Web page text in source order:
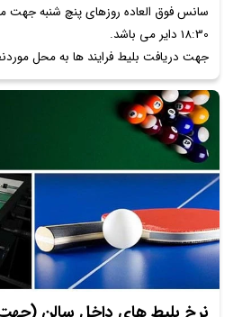
18:30 دایر می باشد.
جهت دریافت بلیط فرایند ها به محل